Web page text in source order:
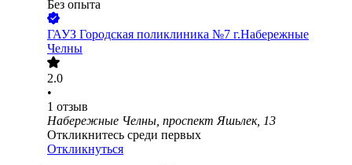
Без опыта
ГАУЗ Городская поликлиника №7 г.Набережные
Челны
2.0
•
1 отзыв
Набережные Челны, проспект Яшьлек, 13
Откликнитесь среди первых
Откликнуться